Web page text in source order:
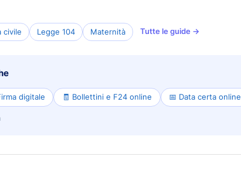
civile Legge 104 Maternità Tutte le guide →
digitale 🧾 Bollettini e F24 online 📅 Data certa online